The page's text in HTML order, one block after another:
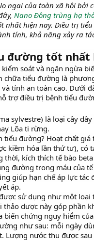
ngại của toàn xã hội bởi
Nano Đông trùng hạ
nhất hiện nay. Điều trị
tính, khả năng xảy ra
đường tốt nhất
soát và ngăn ngừa
chữa tiểu đường là
tính an toàn cao. Dưới
trợ điều trị bệnh tiểu
sylvestre) là loại cây
Lõa ti rừng.
tiểu đường? Hoạt chất
kiềm hóa lần thứ tư), có
kích thích tế bào
đường trong máu của
giúp hạn chế áp lực tác
áp.
sử dụng như một
thảo dược này góp phần
biến chứng nguy hiểm
như sau: mỗi ngày
nước thu được